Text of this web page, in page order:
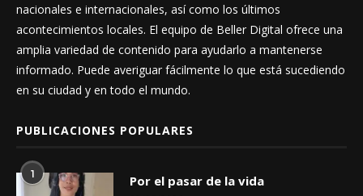
nacionales e internacionales, así como los últimos
acontecimientos locales. El equipo de Beller Digital ofrece una
amplia variedad de contenido para ayudarlo a mantenerse
informado. Puede averiguar fácilmente lo que está sucediendo
en su ciudad y en todo el mundo.
PUBLICACIONES POPULARES
1 Por el pasar de la vida